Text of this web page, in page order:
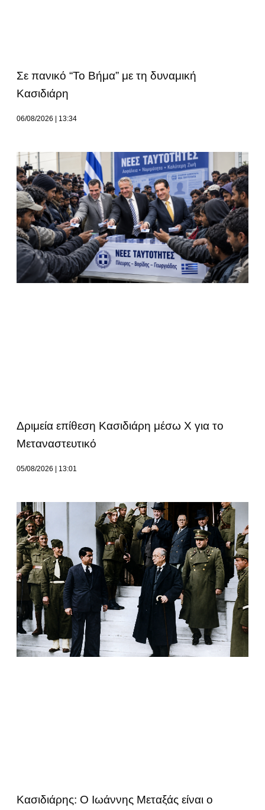
Σε πανικό “Το Βήμα” με τη δυναμική
Κασιδιάρη
06/08/2026 13:34
Δριμεία επίθεση Κασιδιάρη μέσω Χ για το
Μεταναστευτικό
05/08/2026 13:01
Κασιδιάρης: Ο Ιωάννης Μεταξάς είναι ο